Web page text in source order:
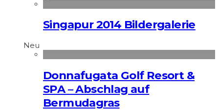
Singapur 2014 Bildergalerie
Neu
Donnafugata Golf Resort &
SPA – Abschlag auf
Bermudagras